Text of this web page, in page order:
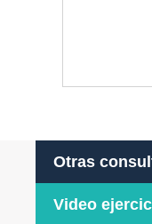
Otras
Video